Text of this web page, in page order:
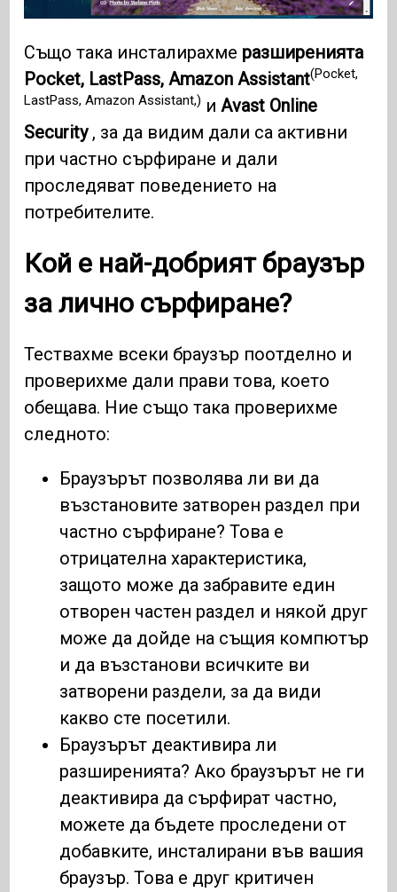
Също така инсталирахме разширенията
Pocket, LastPass, Amazon Assistant(Pocket,
LastPass, Amazon Assistant,) иAvast Online
Security, за да видим дали са активни
при частно сърфиране и дали
проследяват поведението на
потребителите.
Кой е най-добрият браузър
за лично сърфиране?
Тествахме всеки браузър поотделно и
проверихме дали прави това, което
обещава. Ние също така проверихме
следното:
Браузърът позволява ли ви да
възстановите затворен раздел при
частно сърфиране? Това е
отрицателна характеристика,
защото може да забравите един
отворен частен раздел и някой друг
може да дойде на същия компютър
и да възстанови всичките ви
затворени раздели, за да види
какво сте посетили.
Браузърът деактивира ли
разширенията? Ако браузърът не ги
деактивира да сърфират частно,
можете да бъдете проследени от
добавките, инсталирани във вашия
браузър. Това е друг критичен